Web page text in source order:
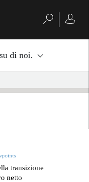
su di noi.
transizione
netto